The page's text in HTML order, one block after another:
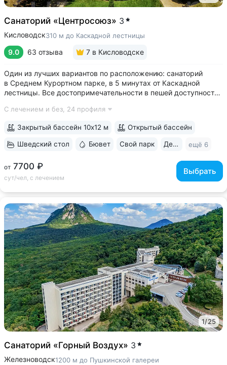
Санаторий «Центросоюз» 3
Кисловодск310 м до Каскадной лестницы
9.0 63 отзыва 7 в Кисловодске
Один из лучших вариантов по расположению: санаторий
в Среднем Курортном парке, в 5 минутах от Каскадной
лестницы. Все достопримечательности в пешей доступности
переходит в Курортный парк, к терренкурам № 3 и № 2Б •
С лечением и без, 24 профиля
от 7700 ₽
сут/чел, с лечением
Выбрать
Закрытый бассейн 10х12 м Открытый бассейн
Шведский стол Бювет Свой парк Дети с 2 лет ещё 6
1/25
Санаторий «Горный Воздух» 3
Железноводск1200 м до Пушкинской галереи